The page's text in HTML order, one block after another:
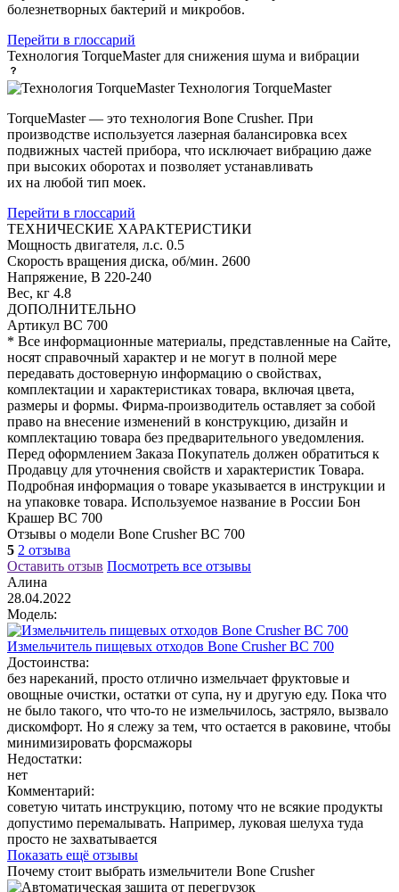
болезнетворных бактерий и микробов.
Перейти в глоссарий
Технология TorqueMaster для снижения шума и вибрации
Технология TorqueMaster
TorqueMaster — это технология Bone Crusher. При
производстве используется лазерная балансировка всех
подвижных частей прибора, что исключает вибрацию даже
при высоких оборотах и позволяет устанавливать
их на любой тип моек.
Перейти в глоссарий
ТЕХНИЧЕСКИЕ ХАРАКТЕРИСТИКИ
Мощность двигателя, л.с. 0.5
Скорость вращения диска, об/мин. 2600
Напряжение, В 220-240
Вес, кг 4.8
ДОПОЛНИТЕЛЬНО
Артикул BC 700
* Все информационные материалы, представленные на Сайте,
носят справочный характер и не могут в полной мере
передавать достоверную информацию о свойствах,
комплектации и характеристиках товара, включая цвета,
размеры и формы. Фирма-производитель оставляет за собой
право на внесение изменений в конструкцию, дизайн и
комплектацию товара без предварительного уведомления.
Перед оформлением Заказа Покупатель должен обратиться к
Продавцу для уточнения свойств и характеристик Товара.
Подробная информация о товаре указывается в инструкции и
на упаковке товара. Используемое название в России Бон
Крашер BC 700
Отзывы о модели Bone Crusher BC 700
5 2 отзыва
Оставить отзыв Посмотреть все отзывы
Алина
28.04.2022
Модель:
Измельчитель пищевых отходов Bone Crusher BC 700
Достоинства:
без нареканий, просто отлично измельчает фруктовые и
овощные очистки, остатки от супа, ну и другую еду. Пока что
не было такого, что что-то не измельчилось, застряло, вызвало
дискомфорт. Но я слежу за тем, что остается в раковине, чтобы
минимизировать форсмажоры
Недостатки:
нет
Комментарий:
советую читать инструкцию, потому что не всякие продукты
допустимо перемалывать. Например, луковая шелуха туда
просто не захватывается
Показать ещё отзывы
Почему стоит выбрать измельчители Bone Crusher